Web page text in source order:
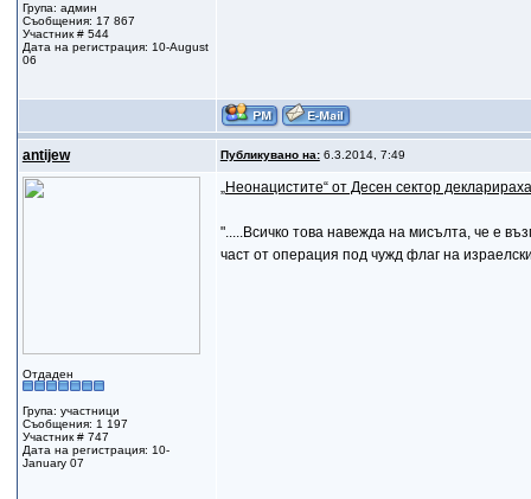
Група: админ
Съобщения: 17 867
Участник # 544
Дата на регистрация: 10-August
06
antijew Публикувано на:6.3.2014, 7:49
Отдаден
Група: участници
Съобщения: 1 197
Участник # 747
Дата на регистрация: 10-
January 07
„Неонацистите“ от Десен сектор
".....Всичко това навежда на мисълта, че е
част от операция под чужд флаг на